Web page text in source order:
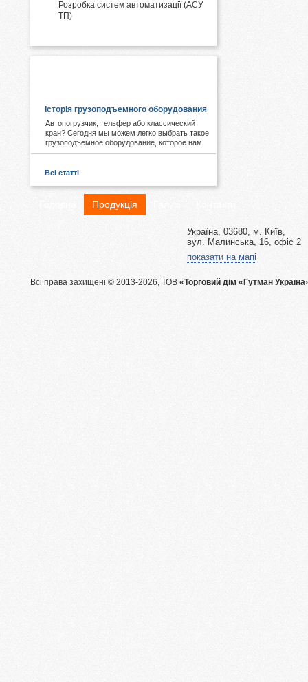
Розробка систем автоматизації (АСУ
ТП)
Історія грузоподъемного оборудования
Автопогрузчик, тельфер або классический
кран? Сегодня мы можем легко выбрать такое
грузоподъемное оборудование, которое нам
необходимо. А знаете ли Вы, что первые виды
древности. Примером служат известные
гидротехнические объекты Китая.
Всі статті
Продукція
Україна, 03680, м. Київ,
вул. Малинська, 16, офіс 2
показати на мапі
Всі права захищені © 2013-2026, ТОВ «Торговий дім «Гутман